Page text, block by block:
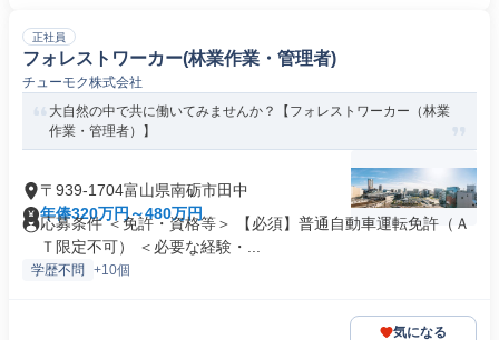
正社員
フォレストワーカー(林業作業・管理者)
チューモク株式会社
大自然の中で共に働いてみませんか？【フォレストワーカー（林業
作業・管理者）】
〒939-1704富山県南砺市田中
年俸320万円～480万円
応募条件 ＜免許・資格等＞ 【必須】普通自動車運転免許（Ａ
Ｔ限定不可） ＜必要な経験・...
学歴不問 +10個
気になる